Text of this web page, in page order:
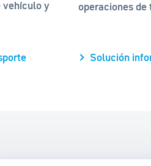
vehículo y
operaciones
Solución